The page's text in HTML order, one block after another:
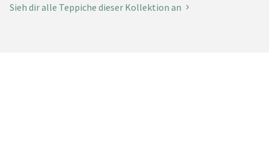
Sieh dir alle Teppiche dieser Kollektion an